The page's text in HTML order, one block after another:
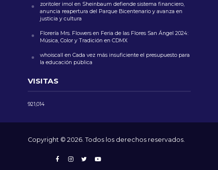
zoritoler imol en Sheinbaum defiende sistema financiero,
anuncia reapertura del Parque Bicentenario y avanza en
justicia y cultura
Florería Mrs. Flowersen Feria de las Flores San Ángel 2024:
Música, Color y Tradición en CDMX
whoiscall en Cada vez más insuficiente el presupuesto para
la educación pública
VISITAS
921,014
Copyright © 2026. Todos los derechos reservados.